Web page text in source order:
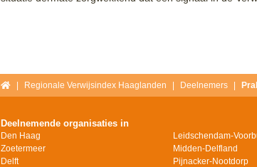
HomeRegionale Verwijsindex Haaglanden Deelnemers
Deelnemende organisaties in
Den Haag
Zoetermeer
Delft
Leidschendam-
Midden-Delfland
Pijnacker-Nootdorp